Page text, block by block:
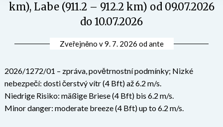
km), Labe (911.2 – 912.2 km) od 09.07.2026
do 10.07.2026
Zveřejněno v9. 7. 2026 odante
2026/1272/01 – zpráva, povětrnostní podmínky; Nizké
nebezpečí: dosti čerstvý vítr (4 Bft) až 6.2 m/s.
Niedrige Risiko: mäßige Briese (4 Bft) bis 6.2 m/s.
Minor danger: moderate breeze (4 Bft) up to 6.2 m/s.